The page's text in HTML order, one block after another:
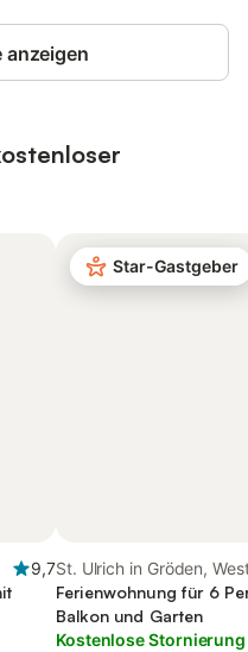
anzeigen
9,7
Star-Gastgeber
St. Ulrich in Gröden,
Dolomiten
Ferienwohnung für 6
Balkon und Garten
Kostenlose Stornierung